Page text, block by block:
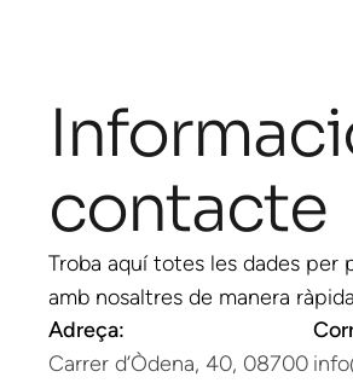
contacte
Troba aquí totes les dades
amb nosaltres de manera
Adreça:
Carrer d’Òdena, 40, 08700